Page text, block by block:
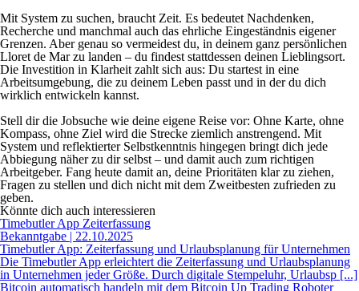
Mit System zu suchen, braucht Zeit. Es bedeutet Nachdenken,
Recherche und manchmal auch das ehrliche Eingeständnis eigener
Grenzen. Aber genau so vermeidest du, in deinem ganz persönlichen
Lloret de Mar zu landen – du findest stattdessen deinen Lieblingsort.
Die Investition in Klarheit zahlt sich aus: Du startest in eine
Arbeitsumgebung, die zu deinem Leben passt und in der du dich
wirklich entwickeln kannst.
Stell dir die Jobsuche wie deine eigene Reise vor: Ohne Karte, ohne
Kompass, ohne Ziel wird die Strecke ziemlich anstrengend. Mit
System und reflektierter Selbstkenntnis hingegen bringt dich jede
Abbiegung näher zu dir selbst – und damit auch zum richtigen
Arbeitgeber. Fang heute damit an, deine Prioritäten klar zu ziehen,
Fragen zu stellen und dich nicht mit dem Zweitbesten zufrieden zu
geben.
Könnte dich auch interessieren
Timebutler App Zeiterfassung
Bekanntgabe | 22.10.2025
Timebutler App: Zeiterfassung und Urlaubsplanung für Unternehmen
Die Timebutler App erleichtert die Zeiterfassung und Urlaubsplanung
in Unternehmen jeder Größe. Durch digitale Stempeluhr, Urlaubsp [...]
Bitcoin automatisch handeln mit dem Bitcoin Up Trading Roboter